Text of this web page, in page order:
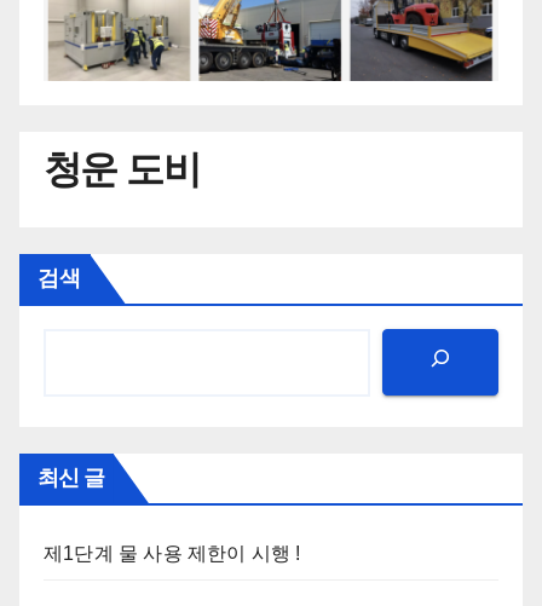
청운 도비
검색
최신 글
제1단계 물 사용 제한이 시행 !